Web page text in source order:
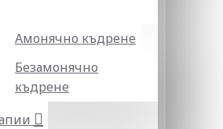
Амонячно къдрене
Безамонячно
къдрене